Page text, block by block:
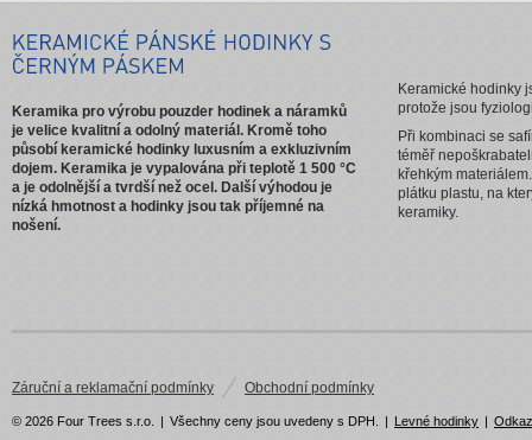
Keramika pro výrobu pouzder hodinek a náramků
je velice kvalitní a odolný materiál. Kromě toho
působí keramické hodinky luxusním a exkluzivním
dojem. Keramika je vypalována při teplotě 1 500 °C
a je odolnější a tvrdší než ocel. Další výhodou je
nízká hmotnost a hodinky jsou tak příjemné na
nošení.
Keramické hodinky
protože jsou
Při kombinaci se
téměř
křehkým
plátku plastu, na
keramiky.
Záruční a reklamační podmínky Obchodní podmínky
© 2026 Four Trees s.r.o. Všechny ceny jsou uvedeny s DPH. Levné hodinky